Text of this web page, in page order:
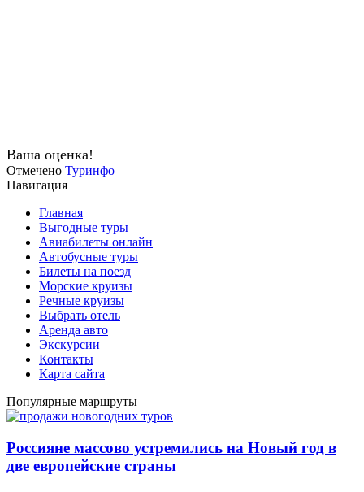
Ваша оценка!
Отмечено Туринфо
Навигация
Главная
Выгодные туры
Авиабилеты онлайн
Автобусные туры
Билеты на поезд
Морские круизы
Речные круизы
Выбрать отель
Аренда авто
Экскурсии
Контакты
Карта сайта
Популярные маршруты
Россияне массово устремились на Новый год в
две европейские страны